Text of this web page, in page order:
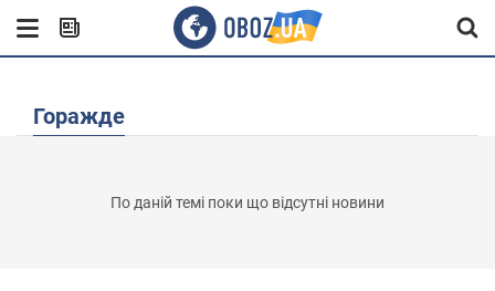
Горажде
По даній темі поки що відсутні новини